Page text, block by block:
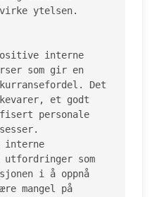
ytelsen.
interne
som gir en
Det
et godt
personale
interne
utfordringer som
i å oppnå
mangel på